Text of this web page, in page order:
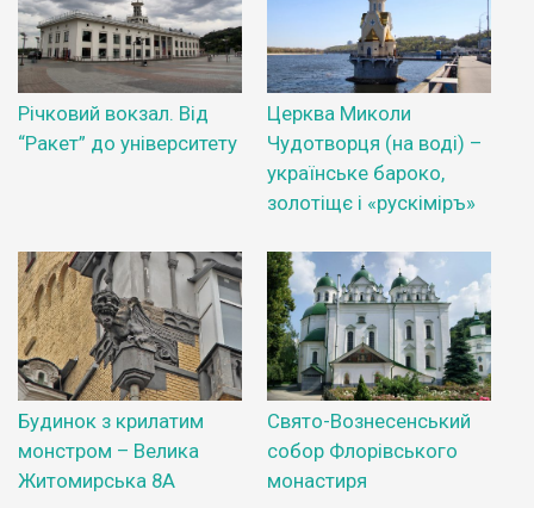
Річковий вокзал. Від
“Ракет” до університету
Церква Миколи
Чудотворця (на воді) –
українське бароко,
золотіщє і «рускіміръ»
Будинок з крилатим
монстром – Велика
Житомирська 8А
Свято-Вознесенський
собор Флорівського
монастиря